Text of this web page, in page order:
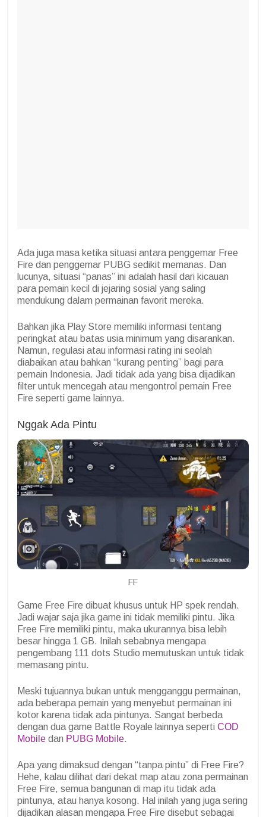
Ada juga masa ketika situasi antara penggemar Free
Fire dan penggemar PUBG sedikit memanas. Dan
lucunya, situasi “panas” ini adalah hasil dari kicauan
para pemain kecil di jejaring sosial yang saling
mendukung dalam permainan favorit mereka.
Bahkan jika Play Store memiliki informasi tentang
peringkat atau batas usia minimum yang disarankan.
Namun, regulasi atau informasi rating ini seolah
diabaikan atau bahkan “kurang penting” bagi para
pemain Indonesia. Jadi tidak ada yang bisa dijadikan
filter untuk mencegah atau mengontrol pemain Free
Fire seperti game lainnya.
Nggak Ada Pintu
FF
Game Free Fire dibuat khusus untuk HP spek rendah.
Jadi wajar saja jika game ini tidak memiliki pintu. Jika
Free Fire memiliki pintu, maka ukurannya bisa lebih
besar hingga 1 GB. Inilah sebabnya mengapa
pengembang 111 dots Studio memutuskan untuk tidak
memasang pintu.
Meski tujuannya bukan untuk mengganggu permainan,
ada beberapa pemain yang menyebut permainan ini
kotor karena tidak ada pintunya. Sangat berbeda
dengan dua game Battle Royale lainnya seperti COD
Mobile dan PUBG Mobile.
Apa yang dimaksud dengan “tanpa pintu” di Free Fire?
Hehe, kalau dilihat dari dekat map atau zona permainan
Free Fire, semua bangunan di map itu tidak ada
pintunya, atau hanya kosong. Hal inilah yang juga sering
dijadikan alasan mengapa Free Fire disebut sebagai